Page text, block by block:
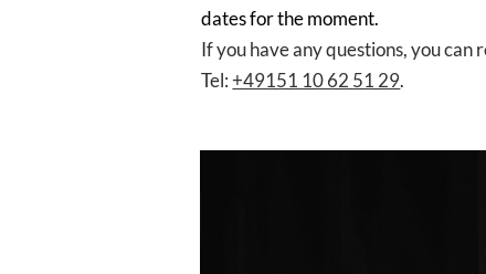
dates for the moment.
If you have any questions, you can
Tel:+49151 10 62 51 29.